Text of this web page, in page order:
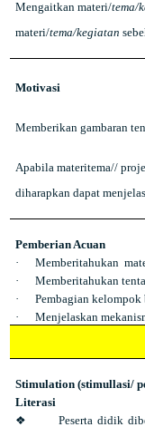
Mengaitkan materi/tema/
materi/tema/kegiatan
Motivasi
Memberikan gambaran
Apabila materitema//
diharapkan dapat
Pemberian Acuan
·
Memberitahukan
·
Memberitahukan
·
Pembagian kelompok
·
Menjelaskan
Stimulation (stimullasi/
Literasi
❖
Peserta didik dib